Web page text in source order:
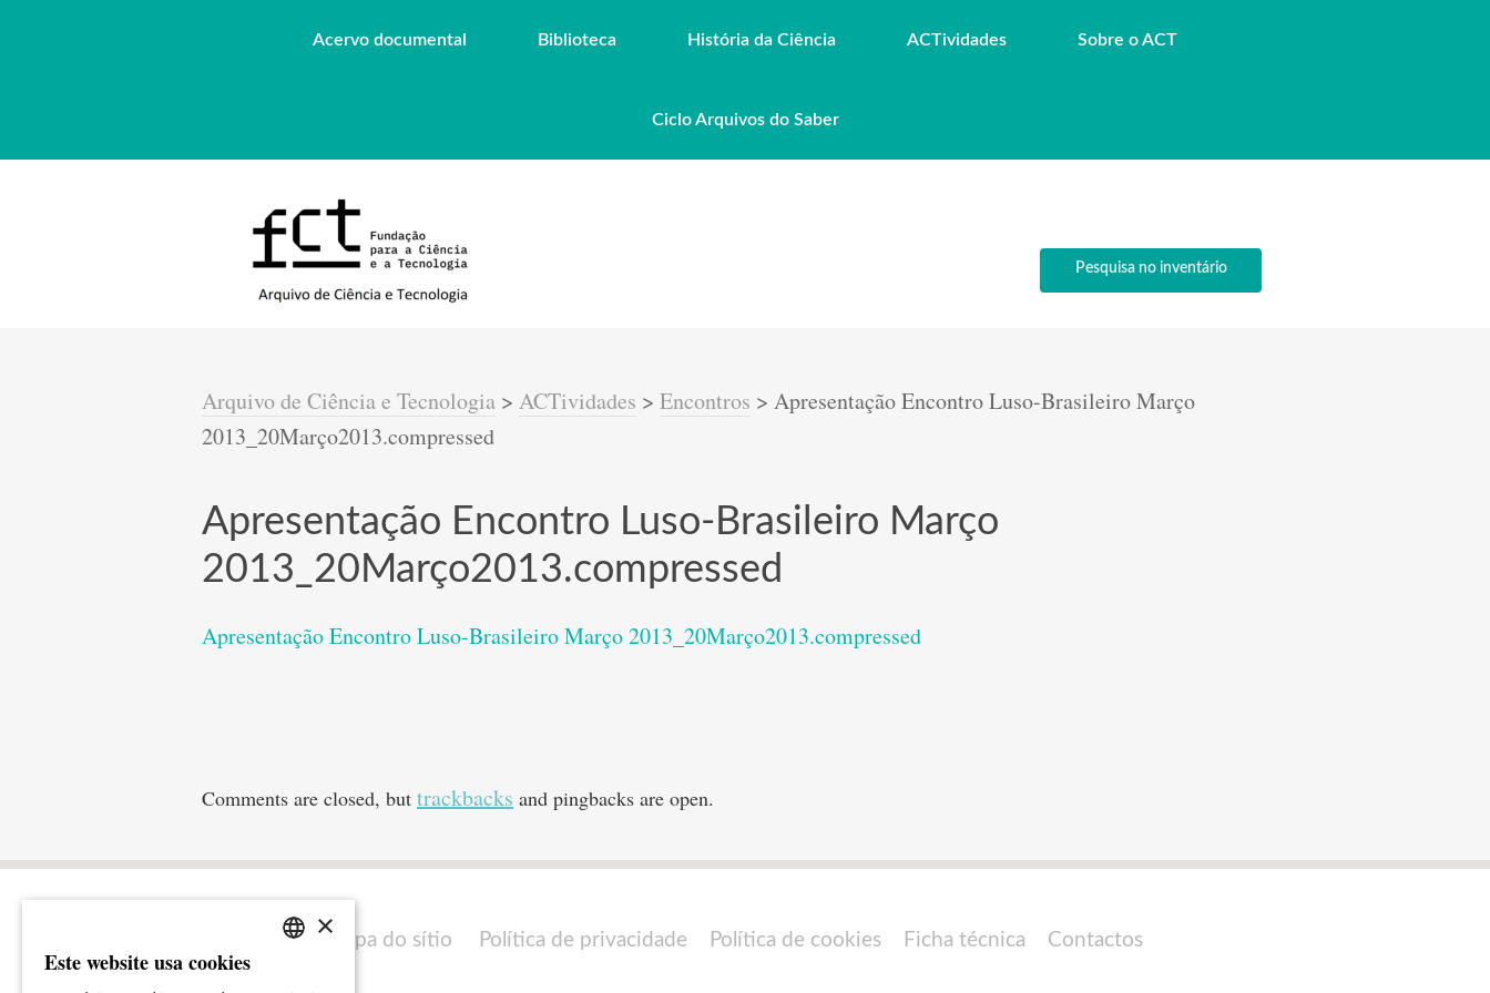
Acervo documental Biblioteca História da Ciência ACTividades Sobre o ACT
Ciclo Arquivos do Saber
Pesquisa no inventário
Arquivo de Ciência e Tecnologia > ACTividades > Encontros > Apresentação Encontro Luso-Brasileiro Março
2013_20Março2013.compressed
Apresentação Encontro Luso-Brasileiro Março
2013_20Março2013.compressed
Apresentação Encontro Luso-Brasileiro Março 2013_20Março2013.compressed
Comments are closed, but trackbacks and pingbacks are open.
Mapa do sítio Política de privacidade Política de cookies Ficha técnica Contactos
×
Este website usa cookies